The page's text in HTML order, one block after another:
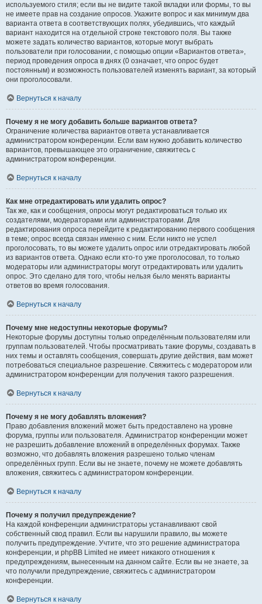
используемого стиля; если вы не видите такой вкладки или формы, то вы
не имеете прав на создание опросов. Укажите вопрос и как минимум два
варианта ответа в соответствующих полях, убедившись, что каждый
вариант находится на отдельной строке текстового поля. Вы также
можете задать количество вариантов, которые могут выбрать
пользователи при голосовании, с помощью опции «Вариантов ответа»,
период проведения опроса в днях (0 означает, что опрос будет
постоянным) и возможность пользователей изменять вариант, за который
они проголосовали.
Вернуться к началу
Почему я не могу добавить больше вариантов ответа?
Ограничение количества вариантов ответа устанавливается
администратором конференции. Если вам нужно добавить количество
вариантов, превышающее это ограничение, свяжитесь с
администратором конференции.
Вернуться к началу
Как мне отредактировать или удалить опрос?
Так же, как и сообщения, опросы могут редактироваться только их
создателями, модераторами или администраторами. Для
редактирования опроса перейдите к редактированию первого сообщения
в теме; опрос всегда связан именно с ним. Если никто не успел
проголосовать, то вы можете удалить опрос или отредактировать любой
из вариантов ответа. Однако если кто-то уже проголосовал, то только
модераторы или администраторы могут отредактировать или удалить
опрос. Это сделано для того, чтобы нельзя было менять варианты
ответов во время голосования.
Вернуться к началу
Почему мне недоступны некоторые форумы?
Некоторые форумы доступны только определённым пользователям или
группам пользователей. Чтобы просматривать такие форумы, создавать в
них темы и оставлять сообщения, совершать другие действия, вам может
потребоваться специальное разрешение. Свяжитесь с модератором или
администратором конференции для получения такого разрешения.
Вернуться к началу
Почему я не могу добавлять вложения?
Право добавления вложений может быть предоставлено на уровне
форума, группы или пользователя. Администратор конференции может
не разрешить добавление вложений в определённых форумах. Также
возможно, что добавлять вложения разрешено только членам
определённых групп. Если вы не знаете, почему не можете добавлять
вложения, свяжитесь с администратором конференции.
Вернуться к началу
Почему я получил предупреждение?
На каждой конференции администраторы устанавливают свой
собственный свод правил. Если вы нарушили правило, вы можете
получить предупреждение. Учтите, что это решение администратора
конференции, и phpBB Limited не имеет никакого отношения к
предупреждениям, вынесенным на данном сайте. Если вы не знаете, за
что получили предупреждение, свяжитесь с администратором
конференции.
Вернуться к началу